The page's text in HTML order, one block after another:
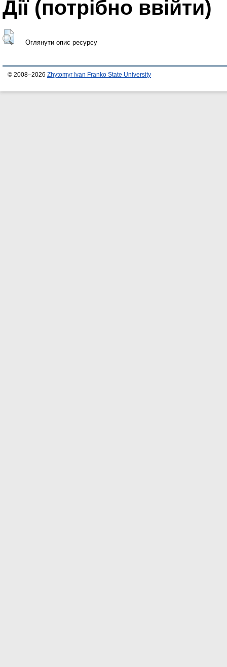
Дії ​​(потрібно ввійти)
Оглянути опис ресурсу
© 2008–2026 Zhytomyr Ivan Franko State University